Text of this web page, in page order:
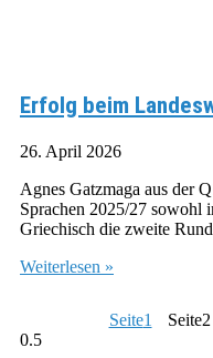
Erfolg beim
26. April 2026
Agnes Gatzmaga aus der
Sprachen 2025/27 sowohl
Griechisch die zweite
Weiterlesen »
Seite1 Seite2